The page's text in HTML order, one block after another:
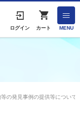
ログイン カート MENU
の発見事例の提供等について